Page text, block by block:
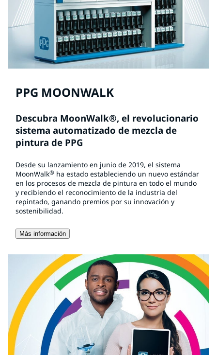
PPG MOONWALK
Descubra MoonWalk®, el revolucionario
sistema automatizado de mezcla de
pintura de PPG
Desde su lanzamiento en junio de 2019, el sistema
MoonWalk® ha estado estableciendo un nuevo estándar
en los procesos de mezcla de pintura en todo el mundo
y recibiendo el reconocimiento de la industria del
repintado, ganando premios por su innovación y
sostenibilidad.
Más información